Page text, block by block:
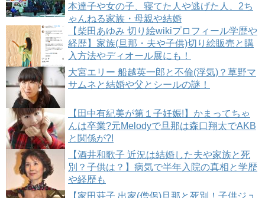
本達子や女の子、寝てた人や逃げた人、2ち
ゃんねる家族・母親や結婚
【柴田あゆみ 切り絵wikiプロフィール学歴や
経歴】家族(旦那・夫や子供)切り絵販売と購
入方法やディオール展にも！
大宮エリー 船越英一郎と不倫(浮気)？草野マ
サムネと結婚や父とシールの謎！
【田中有紀美が第１子妊娠!】かまってちゃ
んは卒業?元Melodyで旦那は森口翔太でAKB
と関係が?!
【酒井和歌子 近況は結婚した夫や家族と死
別？子供は？】病気で半年入院の真相と学歴
や経歴も
【家田荘子 出家(僧侶)旦那と死別！子供ジュ